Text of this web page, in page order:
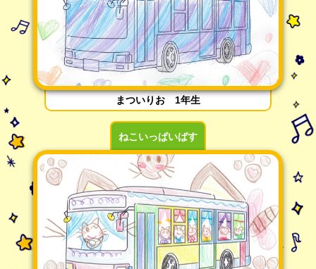
まついりお 1年生
ねこいっぱいばす